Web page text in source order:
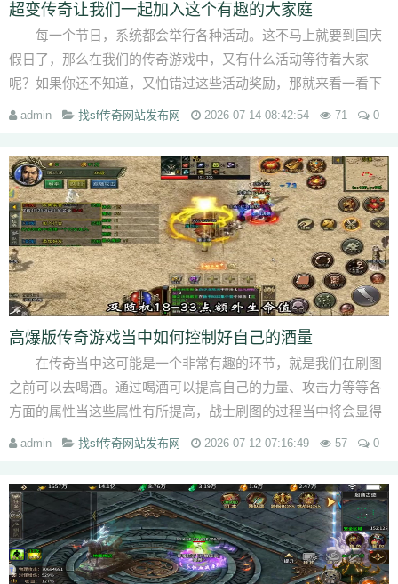
超变传奇让我们一起加入这个有趣的大家庭
每一个节日，系统都会举行各种活动。这不马上就要到国庆
假日了，那么在我们的传奇游戏中，又有什么活动等待着大家
呢？如果你还不知道，又怕错过这些活动奖励，那就来看一看下
面的国庆活动介绍吧。希...
admin 找sf传奇网站发布网 2026-07-14 08:42:54 71 0
高爆版传奇游戏当中如何控制好自己的酒量
在传奇当中这可能是一个非常有趣的环节，就是我们在刷图
之前可以去喝酒。通过喝酒可以提高自己的力量、攻击力等等各
方面的属性当这些属性有所提高，战士刷图的过程当中将会显得
更为轻松。因为任何一...
admin 找sf传奇网站发布网 2026-07-12 07:16:49 57 0